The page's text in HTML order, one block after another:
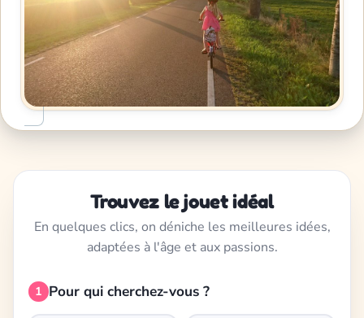
Trouvez le jouet idéal
En quelques clics, on déniche les meilleures idées,
adaptées à l'âge et aux passions.
1 Pour qui cherchez-vous ?